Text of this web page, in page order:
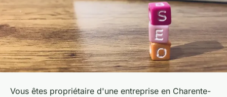
Vous êtes propriétaire d'une entreprise en Charente-